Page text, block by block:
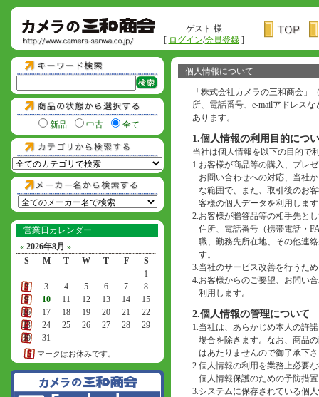
ゲスト 様
[ ログイン/会員登録]
新品 中古 全て
営業日カレンダー
« 2026年8月 »
S
M T W T F
S
1
2
3 4 5 6 7
8
9
10 11 12 13 14
15
16
17 18 19 20 21
22
23
24 25 26 27 28
29
30
31
マークはお休みです。
個人情報について
「株式会社カメラの三和商会
所、電話番号、e-mailアドレス
あります。
1.個人情報の利用目的につ
当社は個人情報を以下の目的で
1.お客様が商品等の購入、プレ
お問い合わせへの対応、当社
な範囲で、また、取引後のお
客様の個人データを利用しま
2.お客様が贈答品等の相手先と
住所、電話番号（携帯電話・
職、勤務先所在地、その他連
す。
3.当社のサービス改善を行うた
4.お客様からのご要望、お問い
利用します。
2.個人情報の管理について
1.当社は、あらかじめ本人の許
場合を除きます。なお、商品
はあたりませんので御了承下
2.個人情報の利用を業務上必要
個人情報保護のための予防措
3.システムに保存されている個